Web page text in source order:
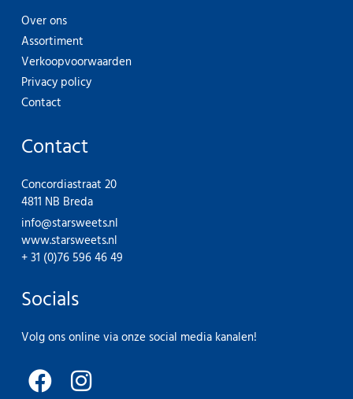
Over ons
Assortiment
Verkoopvoorwaarden
Privacy policy
Contact
Contact
Concordiastraat 20
4811 NB Breda
info@starsweets.nl
www.starsweets.nl
+ 31 (0)76 596 46 49
Socials
Volg ons online via onze social media kanalen!
F
I